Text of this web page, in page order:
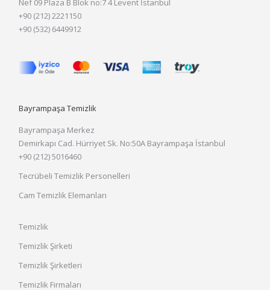
+90 (212) 2221150
+90 (532) 6449912
Bayrampaşa Temizlik
Bayrampaşa Merkez
Demirkapı Cad. Hürriyet Sk. No:50A Bayrampaşa İstanbul
+90 (212) 5016460
Tecrübeli Temizlik Personelleri
Cam Temizlik Elemanları
Temizlik
Temizlik Şirketi
Temizlik Şirketleri
Temizlik Firmaları